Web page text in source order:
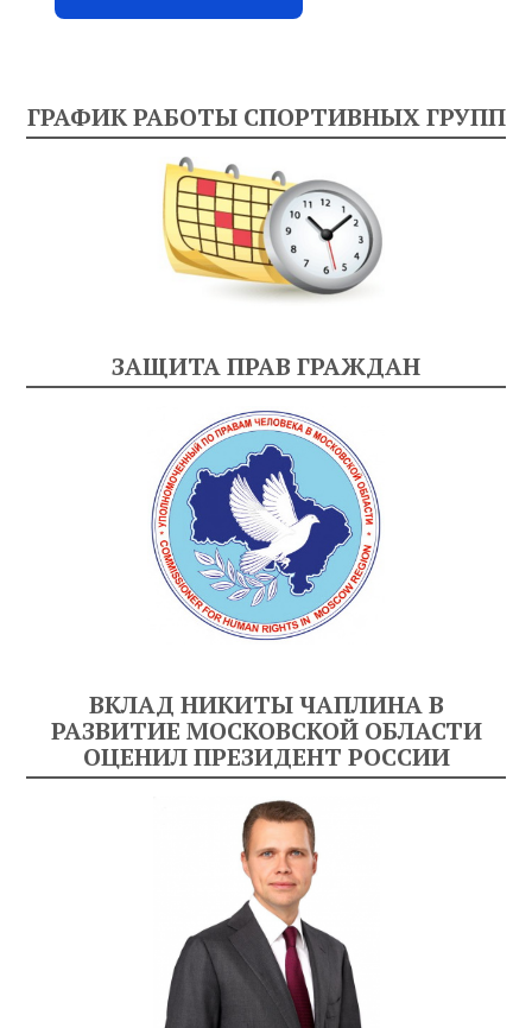
ГРАФИК РАБОТЫ СПОРТИВНЫХ ГРУПП
ЗАЩИТА ПРАВ ГРАЖДАН
ВКЛАД НИКИТЫ ЧАПЛИНА В
РАЗВИТИЕ МОСКОВСКОЙ ОБЛАСТИ
ОЦЕНИЛ ПРЕЗИДЕНТ РОССИИ